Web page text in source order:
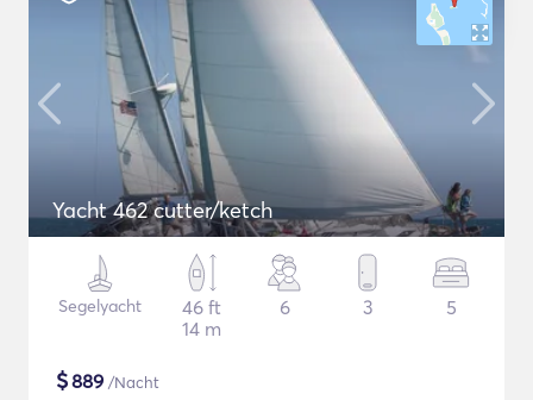
Yacht 462 cutter/ketch
Segelyacht
46 ft
14 m
6 3 5
$889 /Nacht